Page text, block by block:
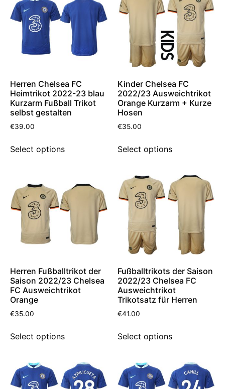
Herren Chelsea FC
Heimtrikot 2022-23 blau
Kurzarm Fußball Trikot
selbst gestalten
€39.00
Select options
Kinder Chelsea FC
2022/23 Ausweichtrikot
Orange Kurzarm + Kurze
Hosen
€35.00
Select options
Herren Fußballtrikot der
Saison 2022/23 Chelsea
FC Ausweichtrikot
Orange
€35.00
Select options
Fußballtrikots der Saison
2022/23 Chelsea FC
Ausweichtrikot
Trikotsatz für Herren
€41.00
Select options